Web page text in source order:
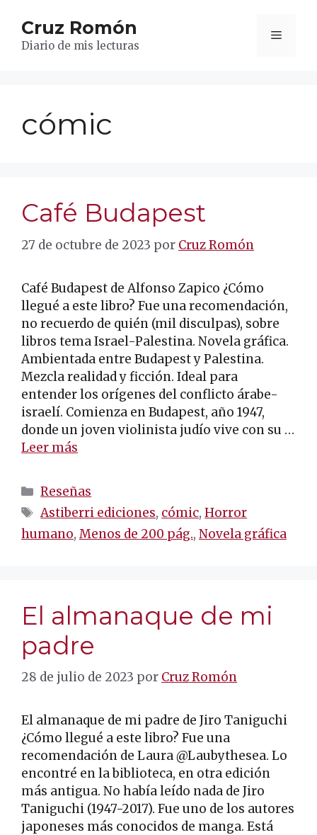
contenido
Cruz Romón
Diario de mis lecturas
Menú
cómic
Café Budapest
27 de octubre de 2023 por Cruz Romón
Café Budapest de Alfonso Zapico ¿Cómo
llegué a este libro? Fue una recomendación,
no recuerdo de quién (mil disculpas), sobre
libros tema Israel-Palestina. Novela gráfica.
Ambientada entre Budapest y Palestina.
Mezcla realidad y ficción. Ideal para
entender los orígenes del conflicto árabe-
israelí. Comienza en Budapest, año 1947,
donde un joven violinista judío vive con su …
Leer más
Categorías
Reseñas
Etiquetas
Astiberri ediciones, cómic,Horror
humano, Menos de 200 pág., Novela gráfica
El almanaque de mi
padre
28 de julio de 2023 por Cruz Romón
El almanaque de mi padre de Jiro Taniguchi
¿Cómo llegué a este libro? Fue una
recomendación de Laura @Laubythesea. Lo
encontré en la biblioteca, en otra edición
más antigua. No había leído nada de Jiro
Taniguchi (1947-2017). Fue uno de los autores
japoneses más conocidos de manga. Está